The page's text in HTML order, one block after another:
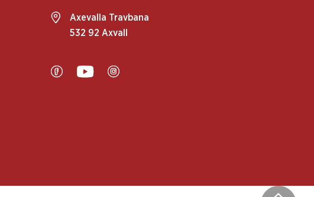
Axevalla Travbana
532 92 Axvall